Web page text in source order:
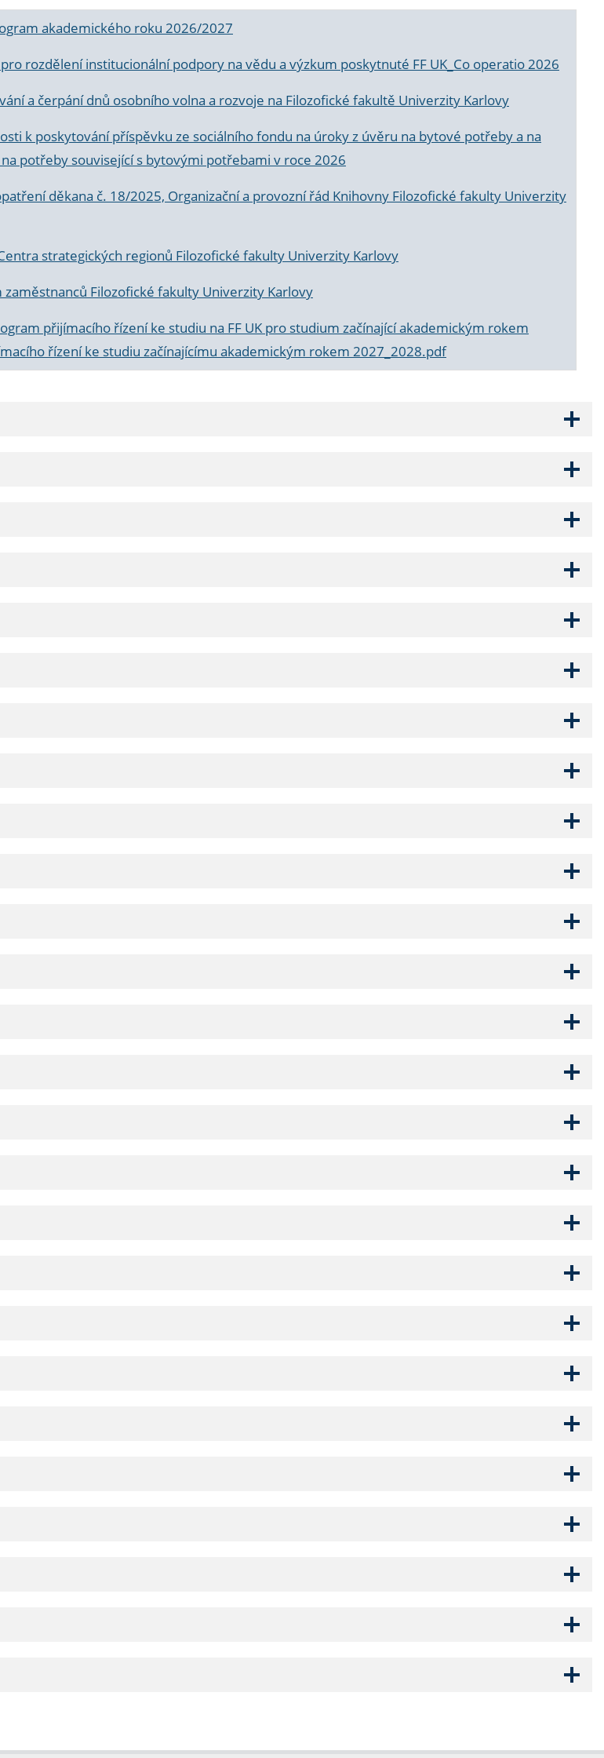
akademického roku 2026/2027
rozdělení institucionální podpory na vědu a výzkum poskytnuté FF UK_Co operatio 2026
a čerpání dnů osobního volna a rozvoje na Filozofické fakultě Univerzity Karlovy
k poskytování příspěvku ze sociálního fondu na úroky z úvěru na bytové potřeby a na
potřeby související s bytovými potřebami v roce 2026
děkana č. 18/2025, Organizační a provozní řád Knihovny Filozofické fakulty Univerzity
strategických regionů Filozofické fakulty Univerzity Karlovy
zaměstnanců Filozofické fakulty Univerzity Karlovy
přijímacího řízení ke studiu na FF UK pro studium začínající akademickým rokem
řízení ke studiu začínajícímu akademickým rokem 2027_2028.pdf